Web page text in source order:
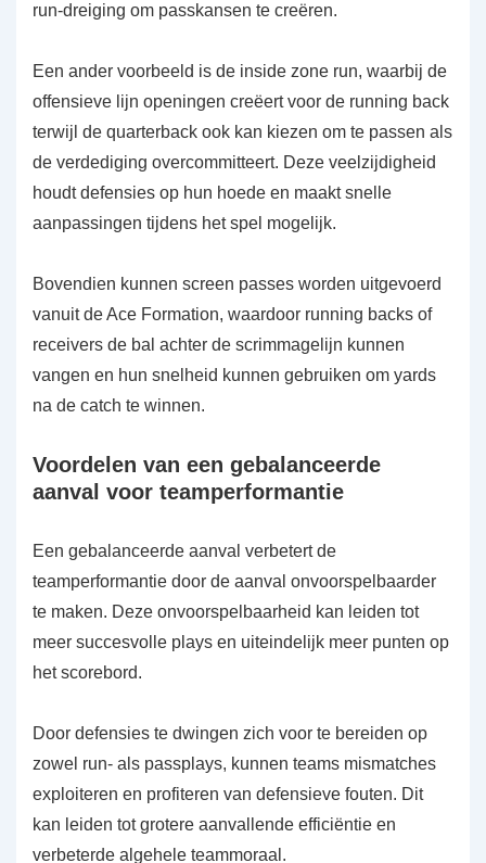
run-dreiging om passkansen te creëren.
Een ander voorbeeld is de inside zone run, waarbij de
offensieve lijn openingen creëert voor de running back
terwijl de quarterback ook kan kiezen om te passen als
de verdediging overcommitteert. Deze veelzijdigheid
houdt defensies op hun hoede en maakt snelle
aanpassingen tijdens het spel mogelijk.
Bovendien kunnen screen passes worden uitgevoerd
vanuit de Ace Formation, waardoor running backs of
receivers de bal achter de scrimmagelijn kunnen
vangen en hun snelheid kunnen gebruiken om yards
na de catch te winnen.
Voordelen van een gebalanceerde
aanval voor teamperformantie
Een gebalanceerde aanval verbetert de
teamperformantie door de aanval onvoorspelbaarder
te maken. Deze onvoorspelbaarheid kan leiden tot
meer succesvolle plays en uiteindelijk meer punten op
het scorebord.
Door defensies te dwingen zich voor te bereiden op
zowel run- als passplays, kunnen teams mismatches
exploiteren en profiteren van defensieve fouten. Dit
kan leiden tot grotere aanvallende efficiëntie en
verbeterde algehele teammoraal.